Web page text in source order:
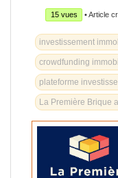
15 vues • Article
investissement
crowdfunding
plateforme
La Première Brique